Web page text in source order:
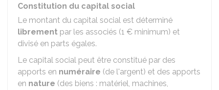
Constitution du capital social
Le montant du capital social est déterminé
librement par les associés (1 € minimum) et
divisé en parts égales.
Le capital social peut être constitué par des
apports en numéraire (de l'argent) et des apports
en nature (des biens : matériel, machines,